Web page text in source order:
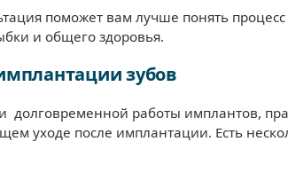
поможет вам лучше понять
и общего здоровья.
зубов
работы имплантов,
уходе после имплантации. Есть